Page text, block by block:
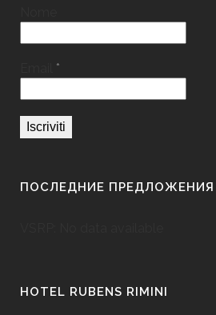
*
ПОСЛЕДНИЕ ПРЕДЛОЖЕНИЯ
HOTEL RUBENS RIMINI